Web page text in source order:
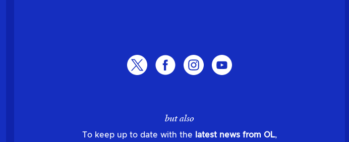
but also
To keep up to date with the latest news from OL,